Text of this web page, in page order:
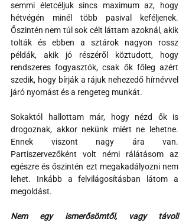
semmi életcéljuk sincs maximum az, hogy
hétvégén minél több pasival keféljenek.
Őszintén nem túl sok célt láttam azoknál, akik
tolták és ebben a sztárok nagyon rossz
példák, akik jó részéről köztudott, hogy
rendszeres fogyasztók, csak ők főleg azért
szedik, hogy bírják a rájuk nehezedő hírnévvel
járó nyomást és a rengeteg munkát.
Sokaktól hallottam már, hogy nézd ők is
drogoznak, akkor nekünk miért ne lehetne.
Ennek viszont nagy ára van.
Partiszervezőként volt némi rálátásom az
egészre és őszintén ezt megakadályozni nem
lehet. Inkább a felvilágosításban látom a
megoldást.
Nem egy ismerősömtől, vagy távoli